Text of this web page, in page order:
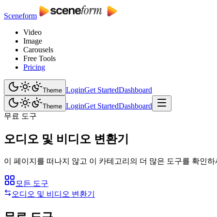
Sceneform
Video
Image
Carousels
Free Tools
Pricing
Theme LoginGet StartedDashboard
Theme LoginGet StartedDashboard
무료 도구
오디오 및 비디오 변환기
이 페이지를 떠나지 않고 이 카테고리의 더 많은 도구를 확인하
모든 도구
오디오 및 비디오 변환기